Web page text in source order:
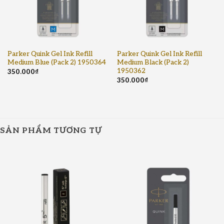
Parker Gel chất lượng và uy tín nhất hiện nay.
Với chiều dài 11cm cũng như sự nhỏ gọn trong
thiết kế, ruột Parker Gel mực đen Parker Quink
Gel Ink Refill Medium Black (Pack 2) 1950362
vô cùng tiện dụng cho khách hàng. Thêm vào
Parker Quink Gel Ink Refill
Medium Blue (Pack 2) 1950364
350.000₫
Parker Quink Gel Ink Refill
Medium Black (Pack 2)
1950362
350.000₫
SẢN PHẨM TƯƠNG TỰ